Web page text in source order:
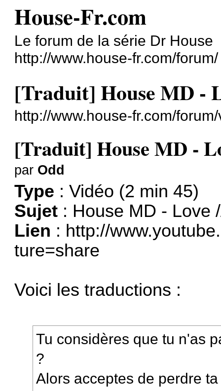
House-Fr.com
Le forum de la série Dr House
http://www.house-fr.com/forum/
[Traduit] House MD -
http://www.house-fr.com/
[Traduit] House MD -
par Odd
Type : Vidéo (2 min 45)
Sujet : House MD - Love
Lien : http://
ture=share
Voici les traductions :
Tu considères que tu n'as
?
Alors acceptes de perdre